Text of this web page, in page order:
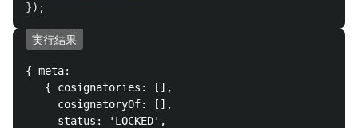
});
実行結果
{ meta:
   { cosignatories: [],
     cosignatoryOf: [],
     status: 'LOCKED',